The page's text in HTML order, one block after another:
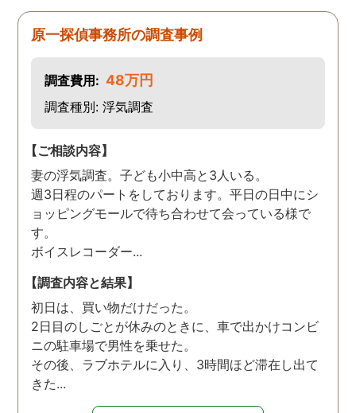
原一探偵事務所の調査事例
調査費用: 48万円
調査種別: 浮気調査
【ご相談内容】
妻の浮気調査。子ども小中高と3人いる。
週3日程のパートをしております。平日の日中にシ
ョッピングモールで待ち合わせて会っている様で
す。
ボイスレコーダー...
【調査内容と結果】
初日は、買い物だけだった。
2日目のしごとが休みのときに、車で出かけコンビ
ニの駐車場で男性を乗せた。
その後、ラブホテルに入り、3時間ほど滞在し出て
きた...